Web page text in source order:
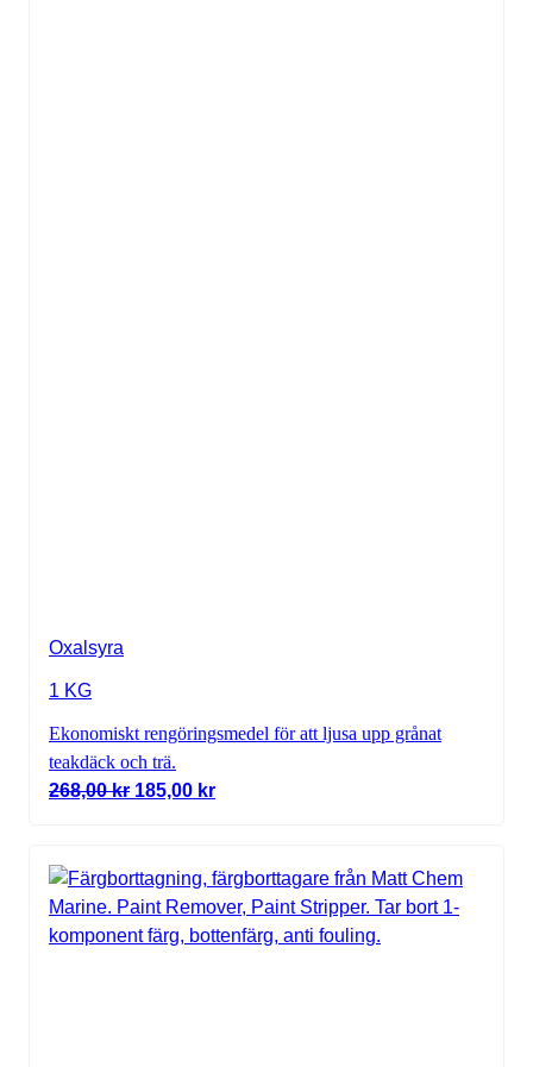
Oxalsyra
1 KG
Ekonomiskt rengöringsmedel för att ljusa upp grånat
teakdäck och trä.
268,00kr Det ursprungliga priset var: 268,00 kr.
185,00 krDet nuvarande priset är: 185,00 kr.